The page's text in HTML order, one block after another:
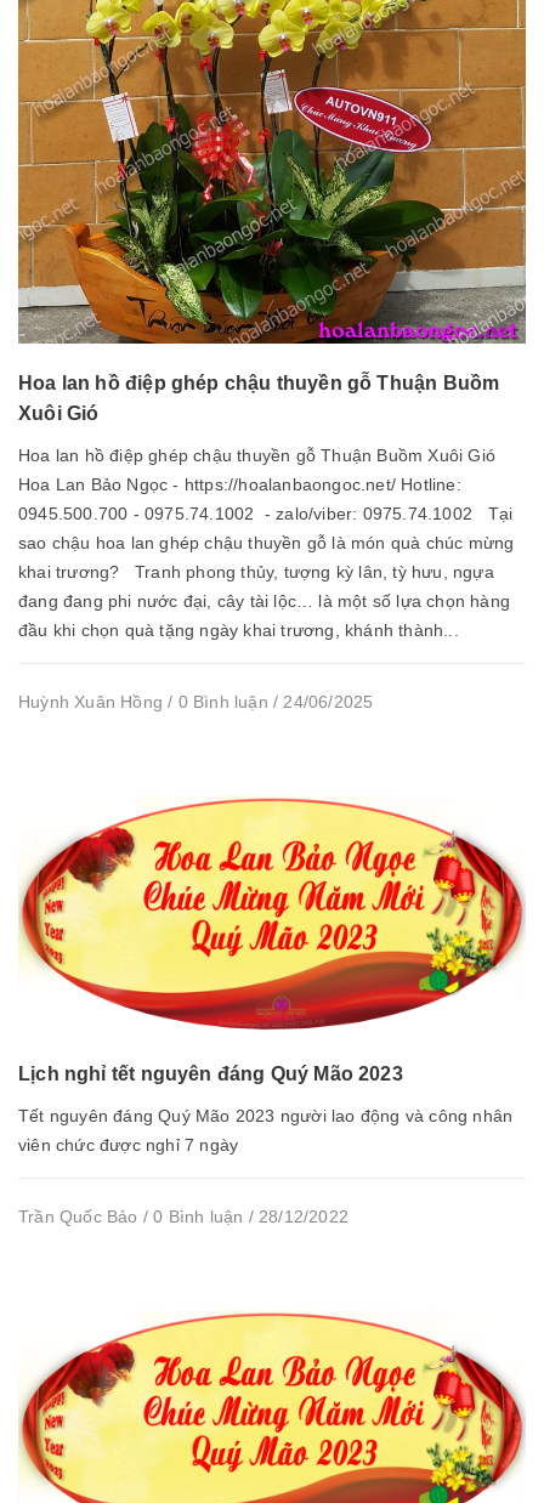
Hoa lan hồ điệp ghép chậu thuyền gỗ Thuận Buồm
Xuôi Gió
Hoa lan hồ điệp ghép chậu thuyền gỗ Thuận Buồm Xuôi Gió
Hoa Lan Bảo Ngọc - https://hoalanbaongoc.net/ Hotline:
0945.500.700 - 0975.74.1002 - zalo/viber: 0975.74.1002 Tại
sao chậu hoa lan ghép chậu thuyền gỗ là món quà chúc mừng
khai trương? Tranh phong thủy, tượng kỳ lân, tỳ hưu, ngựa
đang đang phi nước đại, cây tài lộc… là một số lựa chọn hàng
đầu khi chọn quà tặng ngày khai trương, khánh thành...
Huỳnh Xuân Hồng / 0 Bình luận / 24/06/2025
Lịch nghỉ tết nguyên đáng Quý Mão 2023
Tết nguyên đáng Quý Mão 2023 người lao động và công nhân
viên chức được nghỉ 7 ngày
Trần Quốc Bảo / 0 Bình luận / 28/12/2022